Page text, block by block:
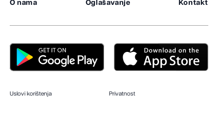
O nama Oglašavanje Kontakt
Uslovi korištenja Privatnost